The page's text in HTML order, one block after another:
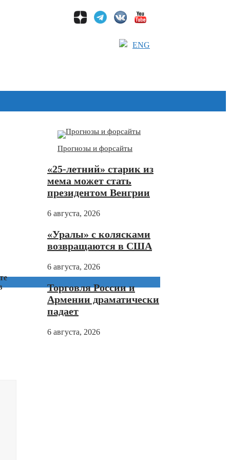
ENG
Прогнозы и форсайты
«25-летний» старик из
мема может стать
президентом Венгрии
6 августа, 2026
«Уралы» с колясками
возвращаются в США
6 августа, 2026
Торговля России и
Армении драматически
падает
6 августа, 2026